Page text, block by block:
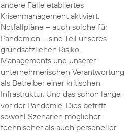
andere Fälle etabliertes
Krisenmanagement aktiviert.
Notfallpläne – auch solche für
Pandemien – sind Teil unseres
grundsätzlichen Risiko-
Managements und unserer
unternehmerischen Verantwortung
als Betreiber einer kritischen
Infrastruktur. Und das schon lange
vor der Pandemie. Dies betrifft
sowohl Szenarien möglicher
technischer als auch personeller